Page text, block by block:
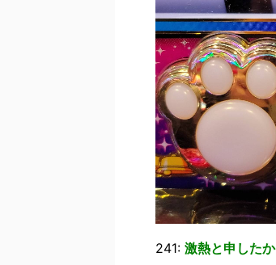
241: 激熱と申したか